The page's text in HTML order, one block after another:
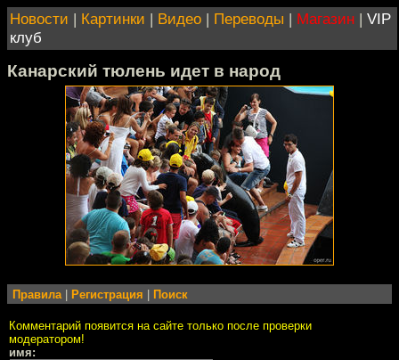
Новости | Картинки | Видео | Переводы | Магазин | VIP
клуб
Канарский тюлень идет в народ
Правила Регистрация Поиск
Комментарий появится на сайте только после проверки
модератором!
имя: